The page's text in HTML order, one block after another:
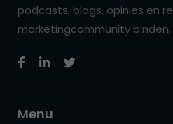
podcasts, blogs, opinies en
marketingcommunity binden.
Menu